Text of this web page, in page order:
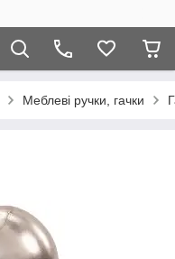
Меблеві ручки, гачки